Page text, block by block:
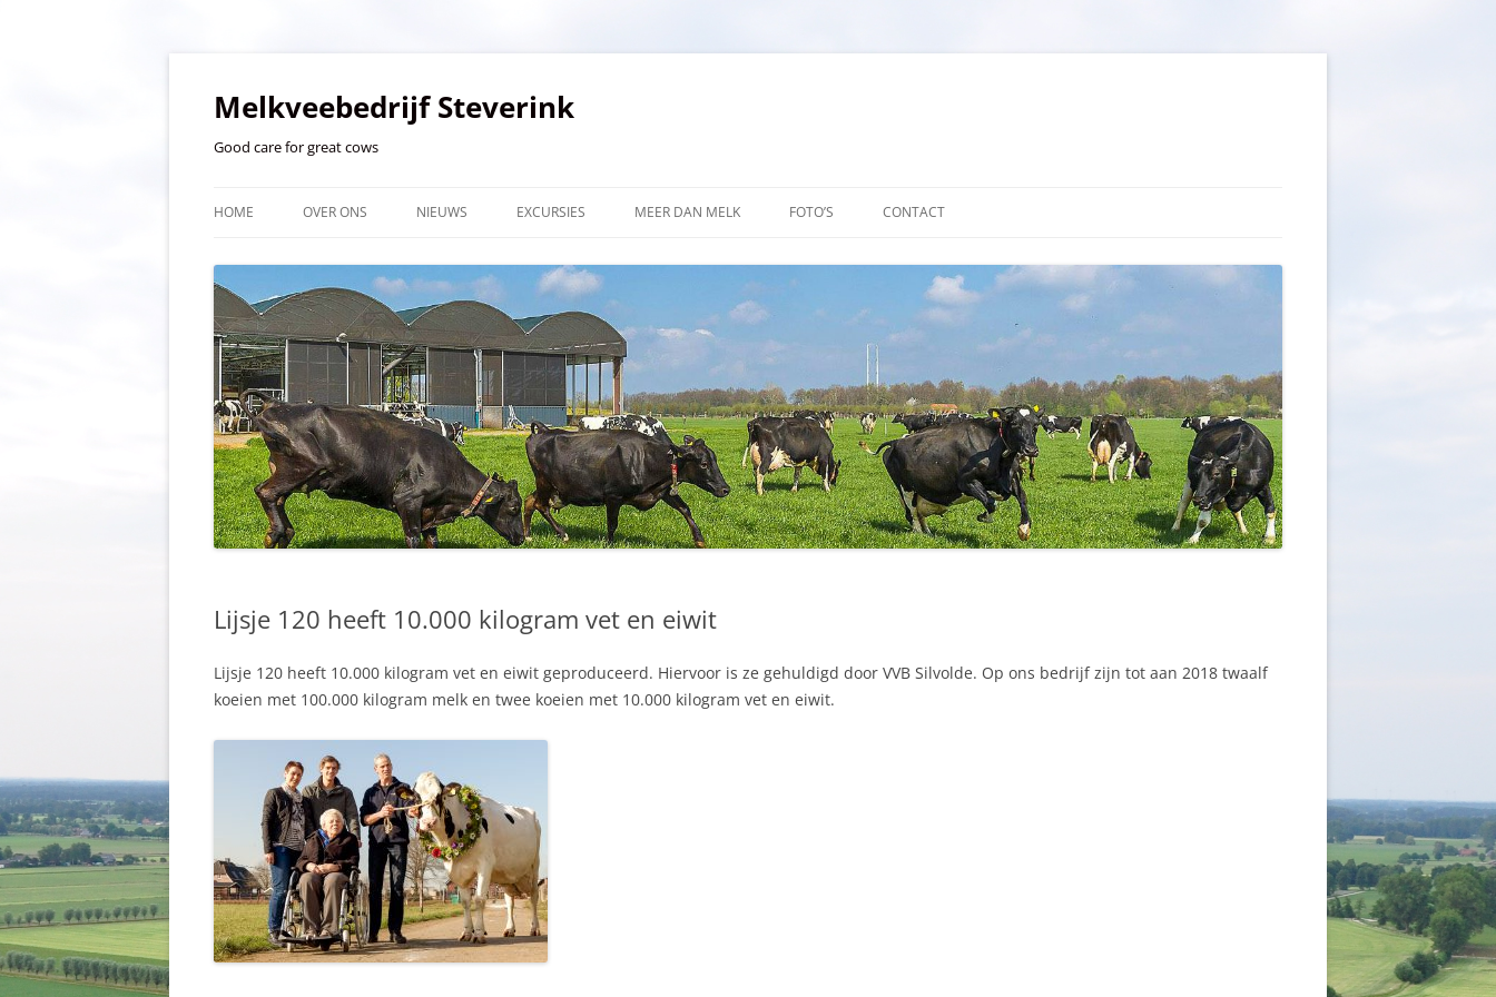
inhoud
Melkveebedrijf Steverink
Good care for great cows
HOME OVER ONS NIEUWS EXCURSIES MEER DAN MELK FOTO’S CONTACT
Lijsje 120 heeft 10.000 kilogram vet en eiwit
Lijsje 120 heeft 10.000 kilogram vet en eiwit geproduceerd. Hiervoor is ze gehuldigd door VVB Silvolde. Op ons bedrijf zijn tot aan 2018 twaalf
koeien met 100.000 kilogram melk en twee koeien met 10.000 kilogram vet en eiwit.